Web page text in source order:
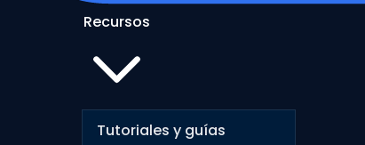
Recursos
Tutoriales y guías